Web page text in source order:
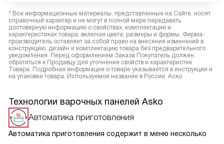
* Все информационные материалы, представленные на Сайте, носят
справочный характер и не могут в полной мере передавать
достоверную информацию о свойствах, комплектации и
характеристиках товара, включая цвета, размеры и формы. Фирма-
производитель оставляет за собой право на внесение изменений в
конструкцию, дизайн и комплектацию товара без предварительного
уведомления. Перед оформлением Заказа Покупатель должен
обратиться к Продавцу для уточнения свойств и характеристик
Товара. Подробная информация о товаре указывается в инструкции и
на упаковке товара. Используемое название в России: Аско
Технологии варочных панелей Asko
Автоматика приготовления
Автоматика приготовления содержит в меню несколько